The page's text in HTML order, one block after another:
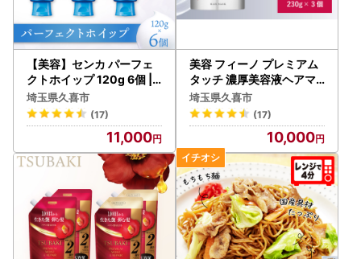
【美容】センカ パーフェ
クトホイップ 120g 6個 |
美容 洗顔
埼玉県久喜市
(17)
11,000
美容 フィーノ プレミアム
タッチ 濃厚美容液ヘアマ
スク 230g 3個
埼玉県久喜市
(17)
10,000